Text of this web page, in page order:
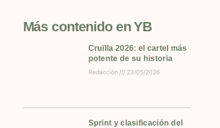
Más contenido en YB
Cruïlla 2026: el cartel más
potente de su historia
Redacción 23/05/2026
Sprint y clasificación del